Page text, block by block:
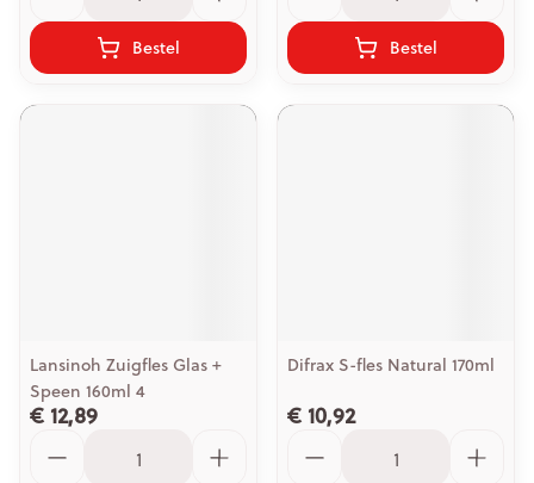
Bestel Bestel
Lansinoh Zuigfles Glas +
Speen 160ml 4
€ 12,89
Difrax S-fles Natural 170ml
€ 10,92